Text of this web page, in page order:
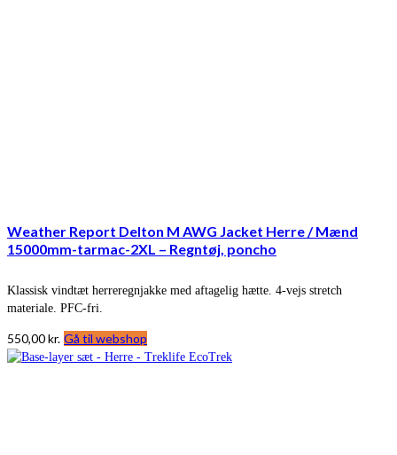
Weather Report Delton M AWG Jacket Herre / Mænd
15000mm-tarmac-2XL – Regntøj, poncho
Klassisk vindtæt herreregnjakke med aftagelig hætte. 4-vejs stretch
materiale. PFC-fri.
550,00kr. Gå til webshop